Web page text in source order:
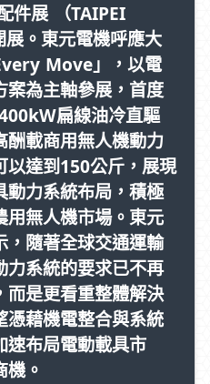
件展 （TAIPEI
。東元電機呼應大
Move」，以電
案為主軸參展，首度
扁線油冷直驅
酬載商用無人機動力
以達到150公斤，展現
動力系統布局，積極
用無人機市場。東元
，隨著全球交通運輸
力系統的要求已不再
而是更看重整體解決
憑藉機電整合與系統
速布局電動載具市
。